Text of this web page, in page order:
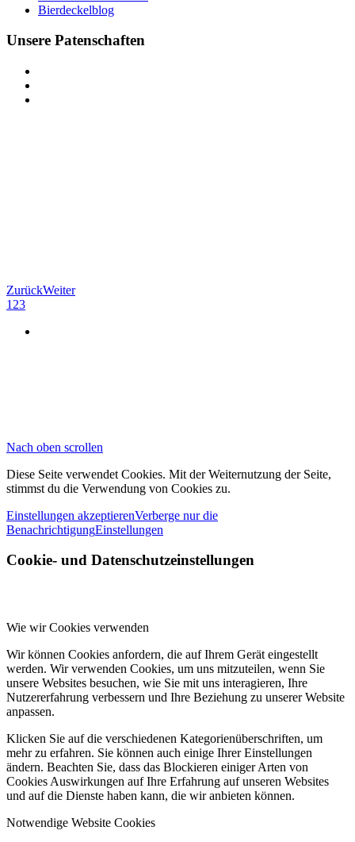
Bierdeckelblog
Unsere Patenschaften
ZurückWeiter
1 23
Nach oben scrollen
Diese Seite verwendet Cookies. Mit der Weiternutzung der Seite,
stimmst du die Verwendung von Cookies zu.
Einstellungen akzeptierenVerberge nur die
BenachrichtigungEinstellungen
Cookie- und Datenschutzeinstellungen
Wie wir Cookies verwenden
Wir können Cookies anfordern, die auf Ihrem Gerät eingestellt
werden. Wir verwenden Cookies, um uns mitzuteilen, wenn Sie
unsere Websites besuchen, wie Sie mit uns interagieren, Ihre
Nutzererfahrung verbessern und Ihre Beziehung zu unserer Website
anpassen.
Klicken Sie auf die verschiedenen Kategorienüberschriften, um
mehr zu erfahren. Sie können auch einige Ihrer Einstellungen
ändern. Beachten Sie, dass das Blockieren einiger Arten von
Cookies Auswirkungen auf Ihre Erfahrung auf unseren Websites
und auf die Dienste haben kann, die wir anbieten können.
Notwendige Website Cookies